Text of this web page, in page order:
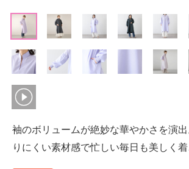
袖のボリュームが絶妙な華やかさを演
りにくい素材感で忙しい毎日も美しく着